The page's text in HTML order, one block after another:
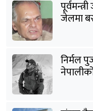
जेलमा
निर्मल